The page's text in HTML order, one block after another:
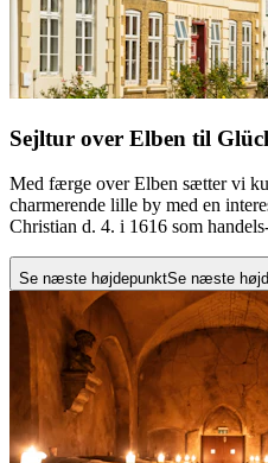
Sejltur over Elben til
Med færge over Elben sætter vi
charmerende lille by med en
Christian d. 4. i 1616 som
Se næste højdepunktSe næste